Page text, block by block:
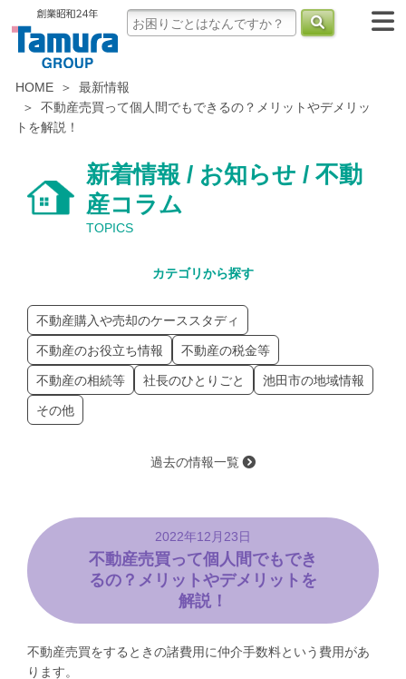
HOME
最新情報
不動産売買って個人間でもできるの？メリットやデメリッ
トを解説！
新着情報 / お知らせ / 不動
産コラム
TOPICS
カテゴリから探す
不動産購入や売却のケーススタディ
不動産のお役立ち情報 不動産の税金等
不動産の相続等 社長のひとりごと 池田市の地域情報
その他
過去の情報一覧
2022年12月23日
不動産売買って個人間でもでき
るの？メリットやデメリットを
解説！
不動産売買をするときの諸費用に仲介手数料という費用があ
ります。